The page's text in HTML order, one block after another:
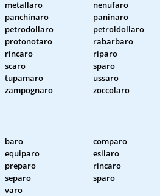
metallaro
nenufaro
panchinaro
paninaro
petrodollaro
petroldollaro
protonotaro
rabarbaro
rincaro
riparo
scaro
sparo
tupamaro
ussaro
zampognaro zoccolaro
baro
comparo
equiparo
esilaro
preparo
rincaro
separo
sparo
varo